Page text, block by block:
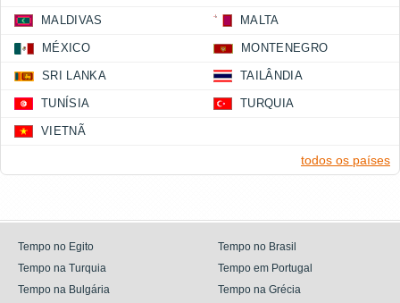
MALDIVAS MALTA
MÉXICO MONTENEGRO
SRI LANKA TAILÂNDIA
TUNÍSIA TURQUIA
VIETNÃ
todos os países
Tempo no Egito
Tempo no Brasil
Tempo na Turquia
Tempo em Portugal
Tempo na Bulgária
Tempo na Grécia